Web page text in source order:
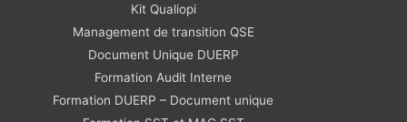
Kit Qualiopi
Management de transition QSE
Document Unique DUERP
Formation Audit Interne
Formation DUERP – Document unique